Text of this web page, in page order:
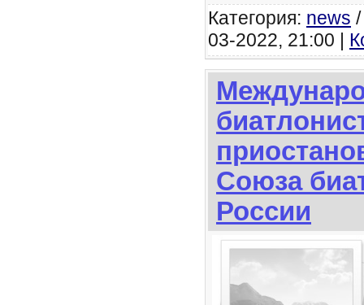
Категория: news
03-2022, 21:00 |
Союза
России